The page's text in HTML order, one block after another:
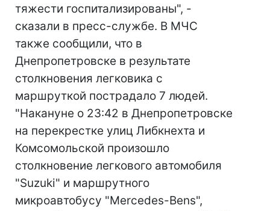
тяжести госпитализированы", -
сказали в пресс-службе. В МЧС
также сообщили, что в
Днепропетровске в результате
столкновения легковика с
маршруткой пострадало 7 людей.
"Накануне о 23:42 в Днепропетровске
на перекрестке улиц Либкнехта и
Комсомольской произошло
столкновение легкового автомобиля
"Suzuki" и маршрутного
микроавтобусу "Mercedes-Bens",